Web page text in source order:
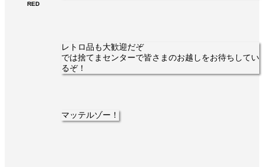
RED
レトロ品も大歓迎だぞ
では捨てまセンターで皆さまのお越しをお待ちしてい
るぞ！
マッテルゾー！